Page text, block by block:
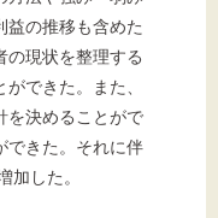
益の推移も含めた
の現状を整理する
できた。また、
を決めることがで
できた。それに伴
加した。